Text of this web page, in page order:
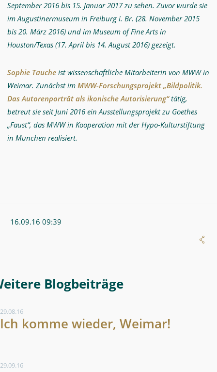
September 2016 bis 15. Januar 2017 zu sehen. Zuvor wurde sie
im Augustinermuseum in Freiburg i. Br. (28. November 2015
bis 20. März 2016) und im Museum of Fine Arts in
Houston/Texas (17.April bis 14. August 2016) gezeigt.
Sophie Tauche ist wissenschaftliche Mitarbeiterin von MWW in
Weimar. Zunächst im MWW-Forschungsprojekt „Bildpolitik.
Das Autorenporträt als ikonische Autorisierung“tätig,
betreut sie seit Juni 2016 ein Ausstellungsprojekt zu Goethes
„Faust“, das MWW in Kooperation mit der Hypo-Kulturstiftung
in München realisiert.
16.09.16 09:39
Weitere Blogeintrag
29.08.16
Ich komme wieder, Weimar!
29.09.16